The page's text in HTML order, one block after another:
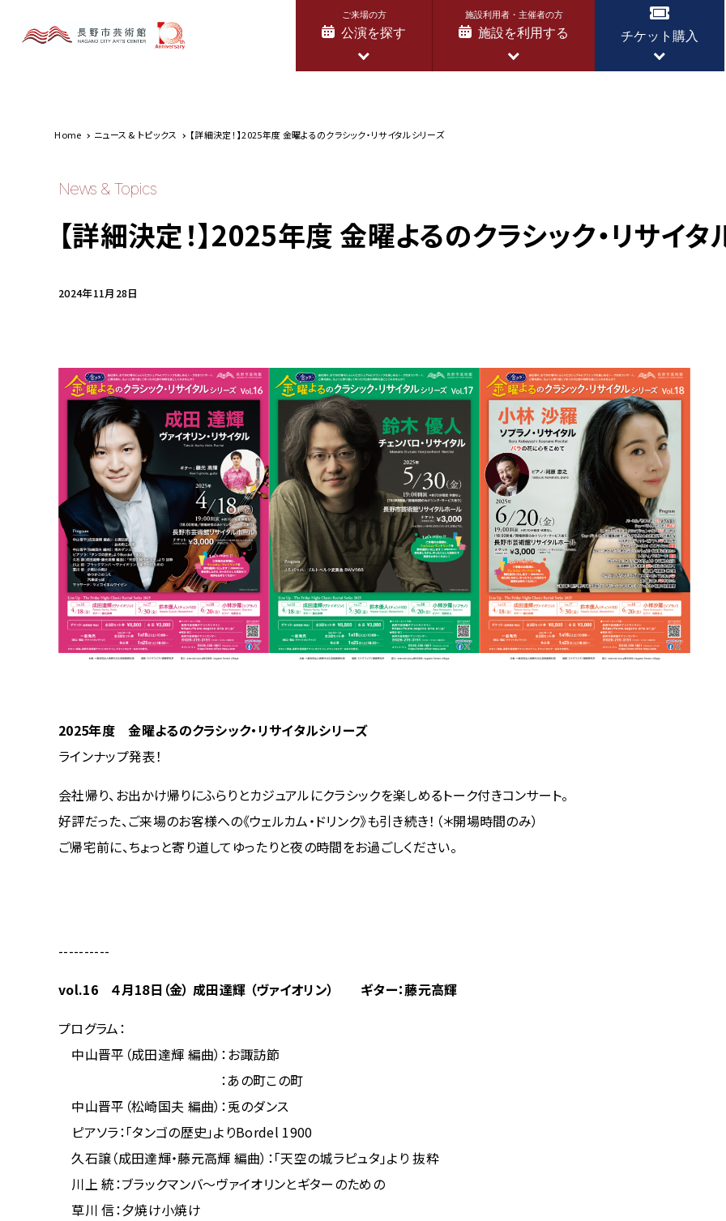
ご来場の方
公演を探す
施設利用者・主催者の方
施設を利用する チケット購入
Home ニュース & トピックス 【詳細決定！】2025年度 金曜よるのクラシック・リサイタルシリーズ
News & Topics
【詳細決定！】2025年度 金曜よるのクラシック・リサイ
2024年11月28日
2025年度 金曜よるのクラシック・リサイタルシリーズ
ラインナップ発表！
会社帰り、お出かけ帰りにふらりとカジュアルにクラシックを楽しめるトーク付きコンサート。
好評だった、ご来場のお客様への《ウェルカム・ドリンク》も引き続き！（＊開場時間のみ）
ご帰宅前に、ちょっと寄り道してゆったりと夜の時間をお過ごしください。
----------
vol.16 ４月18日（金） 成田達輝 （ヴァイオリン） ギター：藤元高輝
プログラム：
中山晋平（成田達輝 編曲）：お諏訪節
：あの町この町
中山晋平（松崎国夫 編曲）：兎のダンス
ピアソラ：「タンゴの歴史」よりBordel 1900
久石譲（成田達輝・藤元高輝 編曲）：「天空の城ラピュタ」より 抜粋
川上 統：ブラックマンバ～ヴァイオリンとギターのための
草川 信：夕焼け小焼け